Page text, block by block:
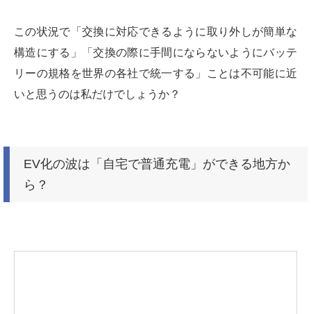
この状況で「交換に対応できるように取り外しが簡単な
構造にする」「交換の際に手間にならないようにバッテ
リーの規格を世界の各社で統一する」ことは不可能に近
いと思うのは私だけでしょうか？
EV化の波は「自宅で普通充電」ができる地方か
ら？